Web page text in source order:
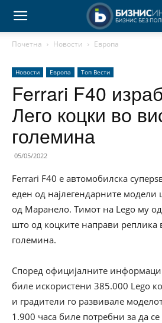
Почетна Новости Европа
Новости Европа Топ Вести
Ferrari F40
Лего коцки во
големина
05/05/2022
Ferrari F40 е автомобилска
еден од најлегендарните модели
од Маранело. Тимот на Lego му
што од коцките направи реплика
големина.
Според официјалните
биле искористени 385.000 Lego
и градители го развивале
1.900 часа биле потребни за да се